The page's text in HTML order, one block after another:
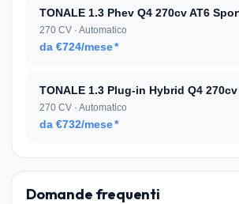
TONALE 1.3 Phev Q4 270cv AT6
270 CV · Automatico
da €724/mese*
TONALE 1.3 Plug-in Hybrid Q4 270cv
270 CV · Automatico
da €732/mese*
Domande frequenti